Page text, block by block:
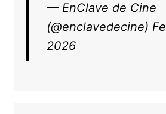
— EnClave de Cine
(@enclavedecine)
2026